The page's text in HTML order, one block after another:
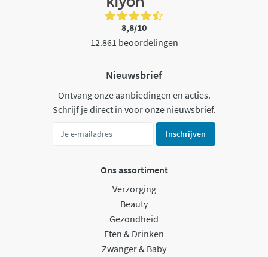
8,8/10
12.861 beoordelingen
Nieuwsbrief
Ontvang onze aanbiedingen en acties.
Schrijf je direct in voor onze nieuwsbrief.
Inschrijven
Ons assortiment
Verzorging
Beauty
Gezondheid
Eten & Drinken
Zwanger & Baby